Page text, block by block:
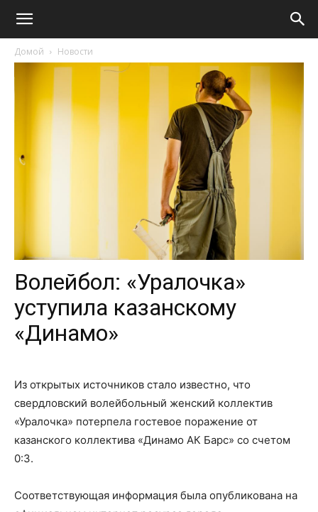
Домой Новости
Волейбол: «Уралочка»
уступила казанскому
«Динамо»
Из открытых источников стало известно, что
свердловский волейбольный женский коллектив
«Уралочка» потерпела гостевое поражение от
казанского коллектива «Динамо АК Барс» со счетом
0:3.
Соответствующая информация была опубликована на